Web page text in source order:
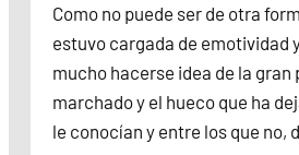
Como no puede ser de otra
estuvo cargada de emotividad
mucho hacerse idea de la gran
marchado y el hueco que ha
le conocían y entre los que no,